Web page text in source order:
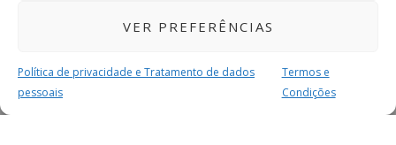
VER PREFERÊNCIAS
Política de privacidade e Tratamento de dados
pessoais
Termos e
Condições